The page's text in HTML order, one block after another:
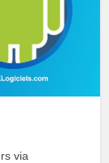
via